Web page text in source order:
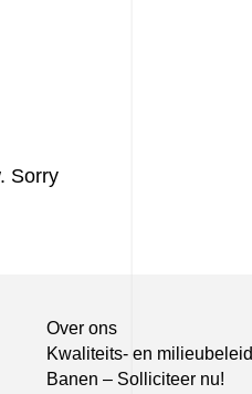
Sorry
Over ons
Kwaliteits- en milieubeleid
Banen – Solliciteer nu!